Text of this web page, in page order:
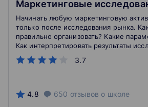
Маркетинговые
3.7
Начинать любую маркетинговую
только после исследования рынка.
правильно организовать? Какие
Как интерпретировать результаты
узнаете на этом курсе.
4.8 650 отзывов о школе